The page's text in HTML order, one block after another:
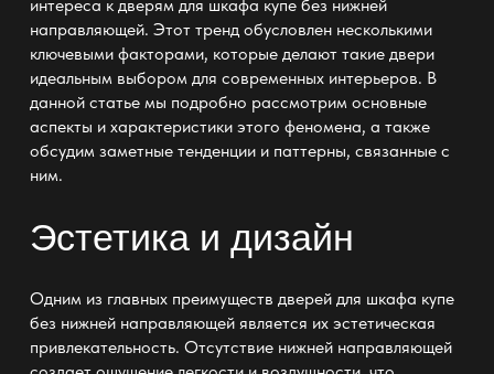
интереса кдверям для шкафа купе без нижней
направляющей. Этот тренд обусловлен несколькими
ключевыми факторами, которые делают такие двери
идеальным выбором для современных интерьеров. В
данной статье мы подробно рассмотрим основные
аспекты и характеристики этого феномена, а также
обсудим заметные тенденции и паттерны, связанные с
ним.
Эстетика и дизайн
Одним из главных преимуществ дверей для шкафа купе
без нижней направляющейявляется их эстетическая
привлекательность. Отсутствие нижней направляющей